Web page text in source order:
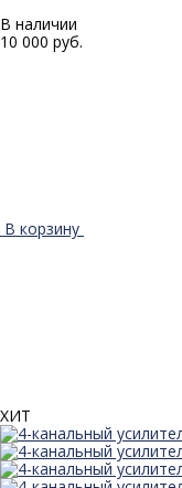
В наличии
10 000 руб.
В корзину
ХИТ